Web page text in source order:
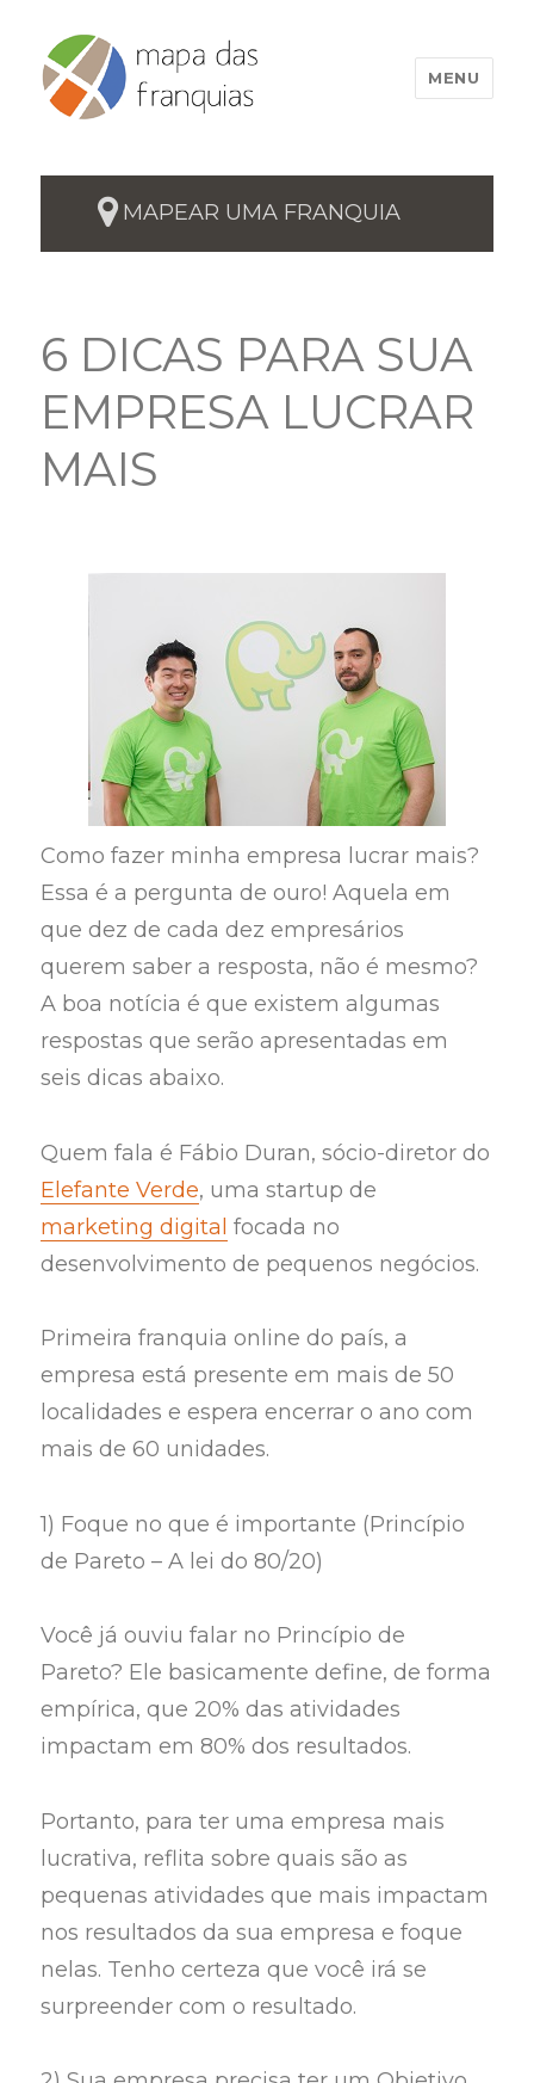
MENU
MAPEAR UMA FRANQUIA
6 DICAS PARA SUA
EMPRESA LUCRAR
MAIS
Como fazer minha empresa lucrar mais?
Essa é a pergunta de ouro! Aquela em
que dez de cada dez empresários
querem saber a resposta, não é mesmo?
A boa notícia é que existem algumas
respostas que serão apresentadas em
seis dicas abaixo.
Quem fala é Fábio Duran, sócio-diretor do
Elefante Verde, uma startup de
marketing digital focada no
desenvolvimento de pequenos negócios.
Primeira franquia online do país, a
empresa está presente em mais de 50
localidades e espera encerrar o ano com
mais de 60 unidades.
1) Foque no que é importante (Princípio
de Pareto – A lei do 80/20)
Você já ouviu falar no Princípio de
Pareto? Ele basicamente define, de forma
empírica, que 20% das atividades
impactam em 80% dos resultados.
Portanto, para ter uma empresa mais
lucrativa, reflita sobre quais são as
pequenas atividades que mais impactam
nos resultados da sua empresa e foque
nelas. Tenho certeza que você irá se
surpreender com o resultado.